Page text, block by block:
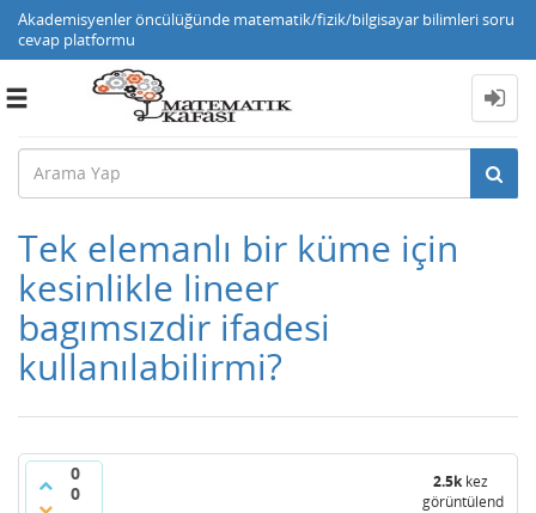
Akademisyenler öncülüğünde matematik/fizik/bilgisayar bilimleri soru
cevap platformu
Toggle
Tek elemanlı bir küme için
kesinlikle lineer
bagımsızdir ifadesi
kullanılabilirmi?
0
0
2.5kkez
görüntülendi